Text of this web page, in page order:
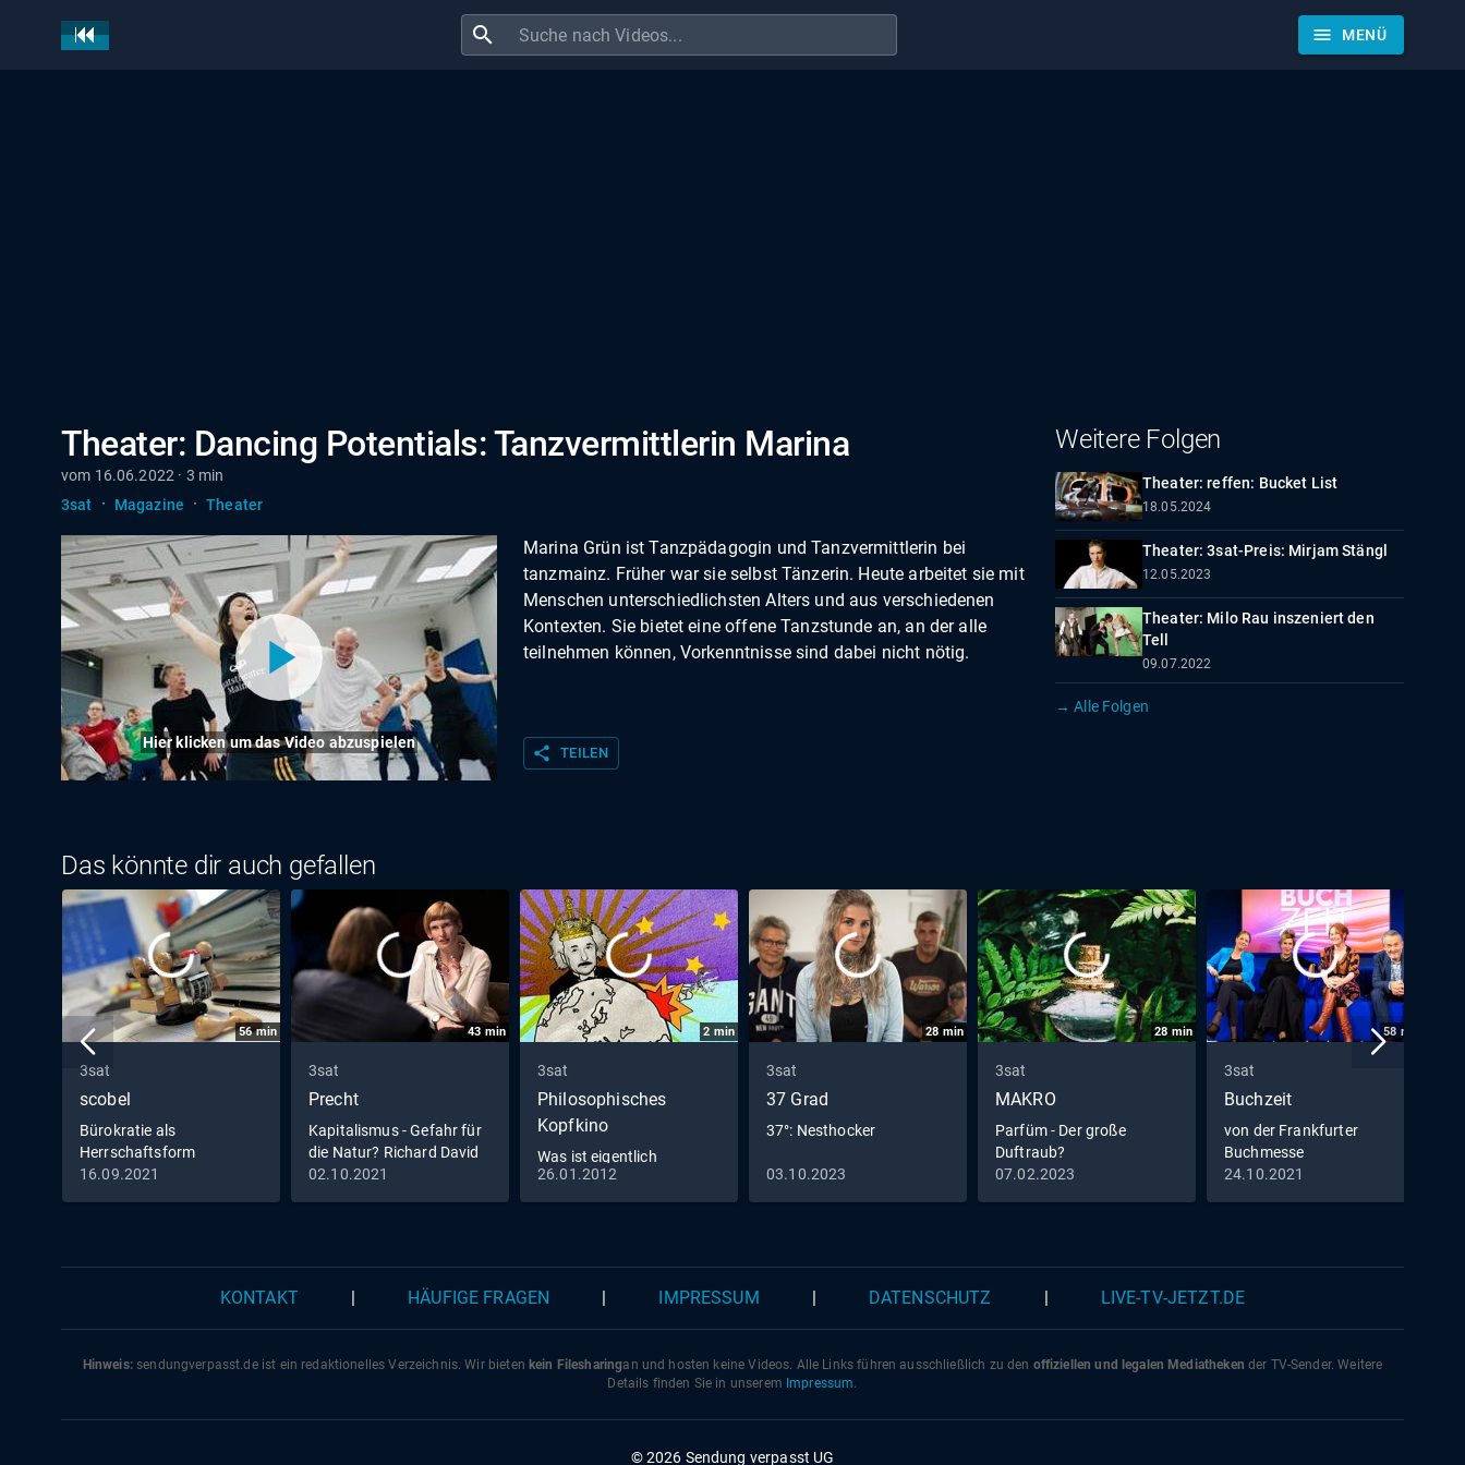
search menu MENÜ
Theater: Dancing Potentials: Tanzvermittlerin Marina
vom 16.06.2022 · 3 min
3sat
· Magazine · Theater
Hier klicken um das Video abzuspielen
Marina Grün ist Tanzpädagogin und Tanzvermittlerin bei
tanzmainz. Früher war sie selbst Tänzerin. Heute arbeitet sie mit
Menschen unterschiedlichsten Alters und aus verschiedenen
Kontexten. Sie bietet eine offene Tanzstunde an, an der alle
teilnehmen können, Vorkenntnisse sind dabei nicht nötig.
share TEILEN
Weitere Folgen
Theater: reffen: Bucket List
18.05.2024
Theater: 3sat-Preis: Mirjam Stängl
12.05.2023
Theater: Milo Rau inszeniert den
Tell
09.07.2022
→ Alle Folgen
Das könnte dir auch gefallen
56min
3sat
scobel
Bürokratie als
Herrschaftsform
16.09.2021
43 min
3sat
Precht
Kapitalismus - Gefahr für
die Natur? Richard David
Precht im Gespräch mit
02.10.2021
2 min
3sat
Philosophisches
Kopfkino
Was ist eigentlich
Empirismus?
26.01.2012
28 min
3sat
37 Grad
37°: Nesthocker
03.10.2023
28min
3sat
MAKRO
Parfüm - Der große
Duftraub?
07.02.2023
58 min
3sat
Buchzeit
von der Frankfurter
Buchmesse
24.10.2021
KONTAKT HÄUFIGE FRAGEN IMPRESSUM DATENSCHUTZ LIVE-TV-JETZT.DE
Hinweis:sendungverpasst.deist ein redaktionelles Verzeichnis. Wir bieten kein Filesharingan und hosten keine Videos. Alle Links führen ausschließlich zu den offiziellen und legalen Mediatheken der TV-Sender. Weitere
Details finden Sie in unserem Impressum.
© 2026 Sendung verpasst UG